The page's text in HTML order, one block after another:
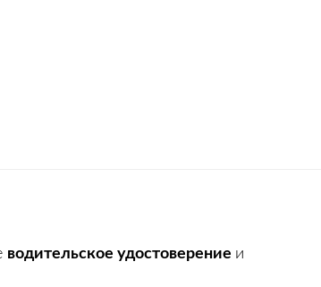
водительское удостоверение и